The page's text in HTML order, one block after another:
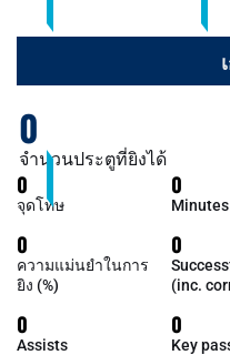
0
จำนวนประตูที่ยิงได้
0
จุดโทษ
0
Minutes
0
ความแม่นยำในการ
ยิง (%)
0
(inc.
0
Assists
0
Key